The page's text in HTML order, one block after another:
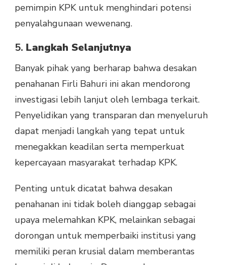
pemimpin KPK untuk menghindari potensi
penyalahgunaan wewenang.
5. Langkah Selanjutnya
Banyak pihak yang berharap bahwa desakan
penahanan Firli Bahuri ini akan mendorong
investigasi lebih lanjut oleh lembaga terkait.
Penyelidikan yang transparan dan menyeluruh
dapat menjadi langkah yang tepat untuk
menegakkan keadilan serta memperkuat
kepercayaan masyarakat terhadap KPK.
Penting untuk dicatat bahwa desakan
penahanan ini tidak boleh dianggap sebagai
upaya melemahkan KPK, melainkan sebagai
dorongan untuk memperbaiki institusi yang
memiliki peran krusial dalam memberantas